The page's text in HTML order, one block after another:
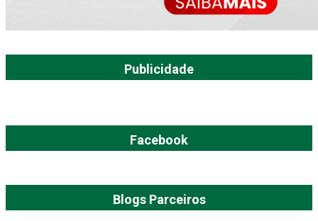
Publicidade
Facebook
Blogs Parceiros